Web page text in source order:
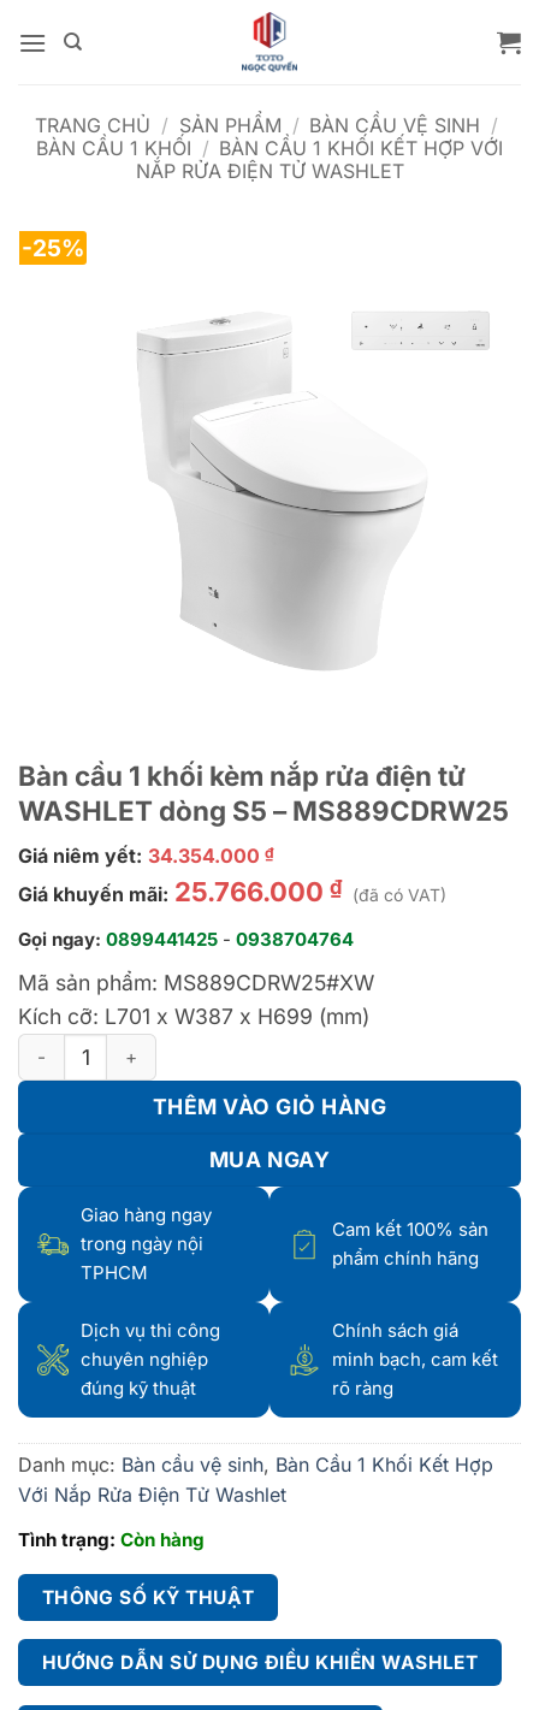
qua
TRANG CHỦ / SẢN PHẨM / BÀN CẦU VỆ SINH /
BÀN CẦU 1 KHỐI / BÀN CẦU 1 KHỐI KẾT HỢP VỚI
NẮP RỬA ĐIỆN TỬ WASHLET
-25%
Bàn cầu 1 khối kèm nắp rửa điện tử
WASHLET dòng S5 – MS889CDRW25
Giá niêm yết: 34.354.000 ₫
Giá khuyến mãi: 25.766.000 ₫ (đã có VAT)
Gọi ngay: 0899441425 - 0938704764
Mã sản phẩm: MS889CDRW25#XW
Kích cỡ: L701 x W387 x H699 (mm)
Bàn cầu 1 khối kèm nắp rửa điện tử WASHLET dòng S5 –
THÊM VÀO GIỎ HÀNG
MUA NGAY
Giao hàng ngay
trong ngày nội
TPHCM
Cam kết 100% sản
phẩm chính hãng
Dịch vụ thi công
chuyên nghiệp
đúng kỹ thuật
Chính sách giá
minh bạch, cam kết
rõ ràng
Danh mục: Bàn cầu vệ sinh, Bàn Cầu 1 Khối Kết Hợp
Với Nắp Rửa Điện Tử Washlet
Tình trạng: Còn hàng
THÔNG SỐ KỸ THUẬT
HƯỚNG DẪN SỬ DỤNG ĐIỀU KHIỂN WASHLET